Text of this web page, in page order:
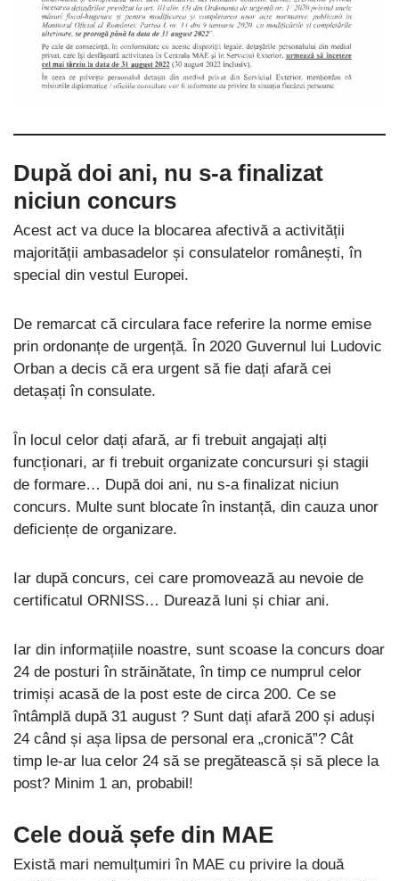
După doi ani, nu s-a finalizat
niciun concurs
Acest act va duce la blocarea afectivă a activității
majorității ambasadelor și consulatelor românești, în
special din vestul Europei.
De remarcat că circulara face referire la norme emise
prin ordonanțe de urgență. În 2020 Guvernul lui Ludovic
Orban a decis că era urgent să fie dați afară cei
detașați în consulate.
În locul celor dați afară, ar fi trebuit angajați alți
funcționari, ar fi trebuit organizate concursuri și stagii
de formare… După doi ani, nu s-a finalizat niciun
concurs. Multe sunt blocate în instanță, din cauza unor
deficiențe de organizare.
Iar după concurs, cei care promovează au nevoie de
certificatul ORNISS… Durează luni și chiar ani.
Iar din informațiile noastre, sunt scoase la concurs doar
24 de posturi în străinătate, în timp ce numprul celor
trimiși acasă de la post este de circa 200. Ce se
întâmplă după 31 august ? Sunt dați afară 200 și aduși
24 când și așa lipsa de personal era „cronică”? Cât
timp le-ar lua celor 24 să se pregătească și să plece la
post? Minim 1 an, probabil!
Cele două șefe din MAE
Există mari nemulțumiri în MAE cu privire la două